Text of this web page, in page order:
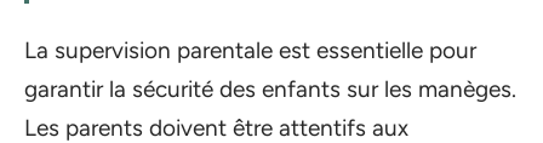
La supervision parentale est essentielle pour
garantir la sécurité des enfants sur les manèges.
Les parents doivent être attentifs aux